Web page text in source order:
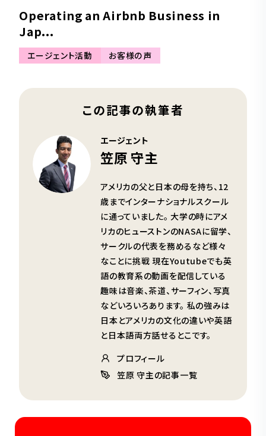
Operating an Airbnb Business in
Jap...
エージェント活動 お客様の声
この記事の執筆者
エージェント
笠原 守主
アメリカの父と日本の母を持ち、12
歳までインターナショナルスクール
に通っていました。 大学の時にアメ
リカのヒューストンのNASAに留学、
サークルの代表を務めるなど様々
なことに挑戦 現在Youtubeでも英
語の教育系の動画を配信している
趣味は音楽、茶道、サーフィン、写真
などいろいろあります。 私の強みは
日本とアメリカの文化の違いや英語
と日本語両方話せるとこです。
プロフィール
笠原 守主の記事一覧